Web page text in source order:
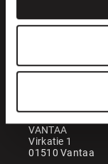
Kontor
VANTAA
Virkatie 1
01510 Vantaa